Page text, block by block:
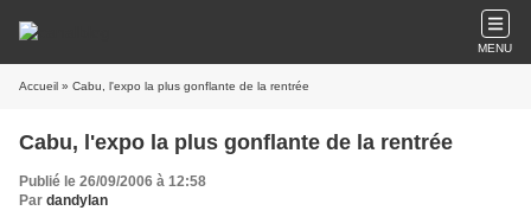
MENU
Accueil » Cabu, l'expo la plus gonflante de la rentrée
Cabu, l'expo la plus gonflante de la rentrée
Publié le 26/09/2006 à 12:58
Par dandylan